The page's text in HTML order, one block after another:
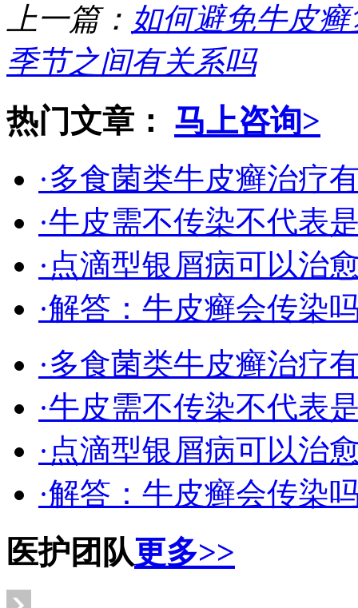
上一篇： 如何避免牛皮癣
季节之间有关系吗
热门文章： 马上咨询>
·多食菌类牛皮癣治疗
·牛皮需不传染不代表
·点滴型银屑病可以治
·解答：牛皮癣会传染
·多食菌类牛皮癣治疗
·牛皮需不传染不代表
·点滴型银屑病可以治
·解答：牛皮癣会传染
医护团队更多>>